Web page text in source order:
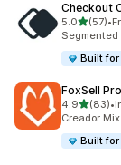
Checkout
5.0de 5(57)
57 reseñas
•
Built
FoxSell
4.9de 5(83)
83 reseñas
•
Creador
Built